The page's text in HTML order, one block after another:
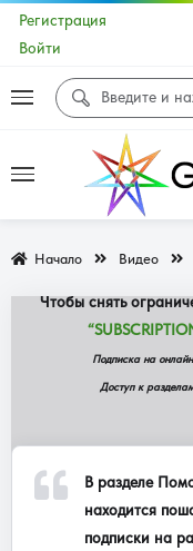
Регистрация
Войти
Начало Видео
Доступ к
Чтобы снять
Подписка на
Доступ к
В разделе
находится
подписки на